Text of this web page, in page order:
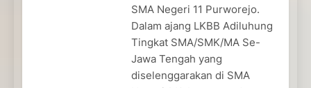
SMA Negeri 11 Purworejo.
Dalam ajang LKBB Adiluhung
Tingkat SMA/SMK/MA Se-
Jawa Tengah yang
diselenggarakan di SMA